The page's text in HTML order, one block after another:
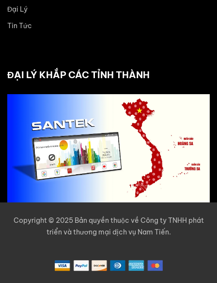
Đại Lý
Tin Tức
ĐẠI LÝ KHẮP CÁC TỈNH THÀNH
Copyright © 2025 Bản quyền thuộc về Công ty TNHH phát
triển và thương mại dịch vụ Nam Tiến.